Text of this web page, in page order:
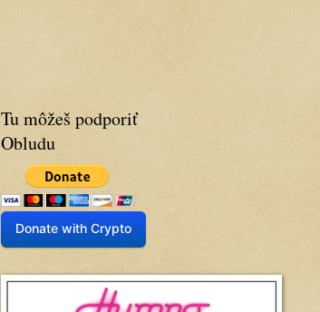
Tu môžeš podporiť
Obludu
Donate with Crypto